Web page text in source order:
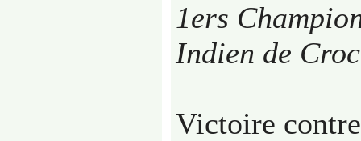
1ers
Indien de
Victoire